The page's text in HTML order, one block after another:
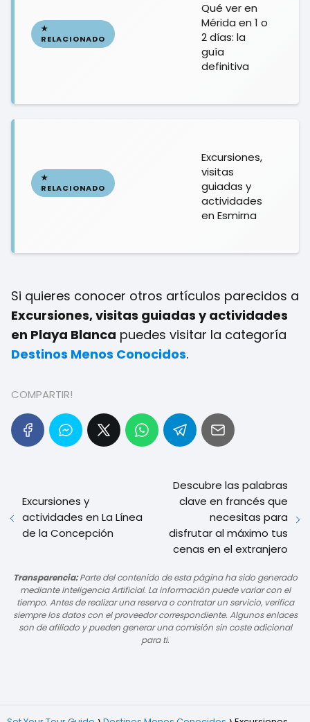
Qué ver en
Mérida en 1 o
2 días: la
guía
definitiva
Excursiones,
visitas
guiadas y
actividades
en Esmirna
Si quieres conocer otros artículos parecidos a
Excursiones, visitas guiadas y actividades
en Playa Blanca puedes visitar la categoría
Destinos Menos Conocidos.
COMPARTIR!
Excursiones y
actividades en La Línea
de la Concepción
Descubre las palabras
clave en francés que
necesitas para
disfrutar al máximo tus
cenas en el extranjero
Transparencia:Parte del contenido de esta página ha sido generado
mediante Inteligencia Artificial. La información puede variar con el
tiempo. Antes de realizar una reserva o contratar un servicio, verifica
siempre los datos con el proveedor correspondiente. Algunos enlaces
son de afiliado y pueden generar una comisión sin coste adicional
para ti.